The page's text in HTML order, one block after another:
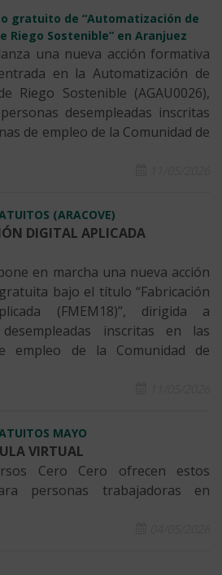
gratuito de “Automatización de
Riego Sostenible” en Aranjuez
lanza una nueva acción formativa
en la Automatización de
Riego Sostenible (AGAU0026),
desempleadas inscritas
de empleo de la Comunidad de
(ARACOVE)
DIGITAL APLICADA
en marcha una nueva acción
bajo el título “Fabricación
(FMEM18)”, dirigida a
inscritas en las
empleo de la Comunidad de
MAYO
VIRTUAL
Cero Cero ofrecen estos
personas trabajadoras en